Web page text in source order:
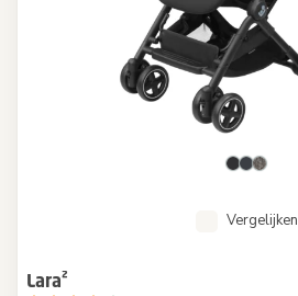
Vergelijken
Lara²